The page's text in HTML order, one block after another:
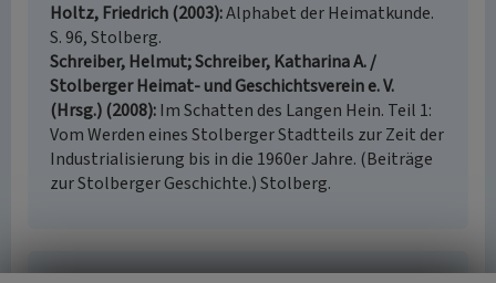
Holtz, Friedrich (2003) Alphabet der Heimatkunde.
S. 96, Stolberg.
Schreiber, Helmut; Schreiber, Katharina A. /
Stolberger Heimat- und Geschichtsverein e. V.
(Hrsg.) (2008) Im Schatten des Langen Hein. Teil 1:
Vom Werden eines Stolberger Stadtteils zur Zeit der
Industrialisierung bis in die 1960er Jahre. (Beiträge
zur Stolberger Geschichte.) Stolberg.